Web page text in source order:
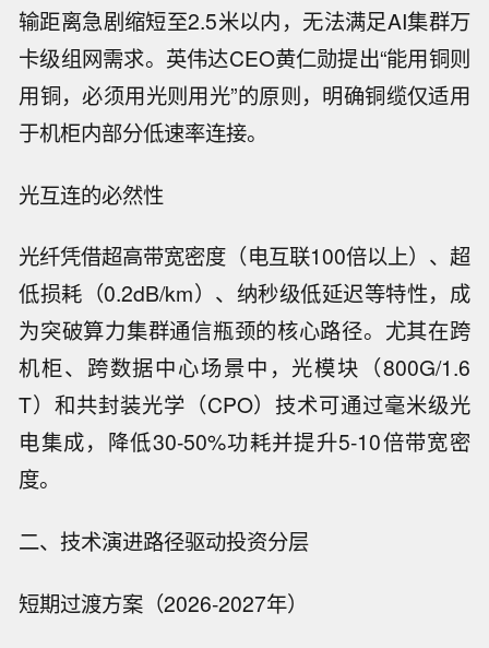
输距离急剧缩短至2.5米以内，无法满足AI集群万
卡级组网需求。英伟达CEO黄仁勋提出“能用铜则
用铜，必须用光则用光”的原则，明确铜缆仅适用
于机柜内部分低速率连接。
光互连的必然性
光纤凭借超高带宽密度（电互联100倍以上）、超
低损耗（0.2dB/km）、纳秒级低延迟等特性，成
为突破算力集群通信瓶颈的核心路径。尤其在跨
机柜、跨数据中心场景中，光模块（800G/1.6
T）和共封装光学（CPO）技术可通过毫米级光
电集成，降低30-50%功耗并提升5-10倍带宽密
度。
二、技术演进路径驱动投资分层
短期过渡方案（2026-2027年）